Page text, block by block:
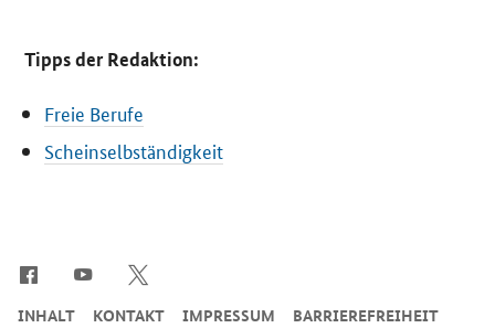
Tipps der Redaktion:
Freie Berufe
Scheinselbständigkeit
INHALT KONTAKT IMPRESSUM
BARRIEREFREIHEIT